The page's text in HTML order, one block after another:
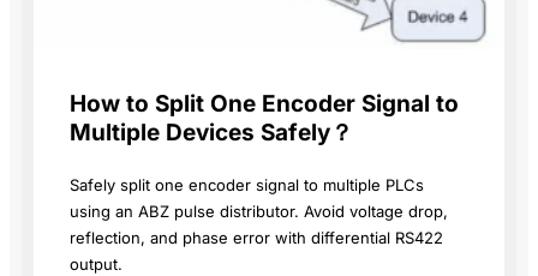
How to Split One Encoder Signal to
Multiple Devices Safely？
Safely split one encoder signal to multiple PLCs
using an ABZ pulse distributor. Avoid voltage drop,
reflection, and phase error with differential RS422
output.